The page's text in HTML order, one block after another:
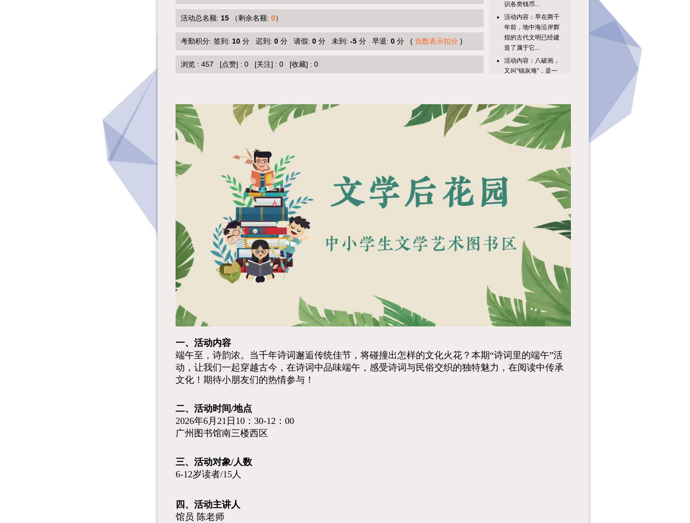
活动总名额: 15 （剩余名额: 0）
考勤积分: 签到: 10 分 迟到: 0 分 请假: 0 分 未到: -5 分 早退: 0 分 ( 负数表示扣分 )
浏览 : 457 [点赞] : 0 [关注] : 0 [收藏] : 0
活动内容：早在两千
年前，地中海沿岸辉
煌的古代文明已经建
造了属于它...
活动内容：八破画，
又叫“锦灰堆”，是一
种几近消失的中国传
动地点见圕识广：玩
转信息检索8月10日
（周一）...
【活动主题】书中
有“钱”坤：启蒙理财
课程内容：1.趣味科
普小课堂：了解立秋
的由来、物候特征、
课程内容：本次课堂
将带领小读者了解编
程中的造型切换、移
动控制、随...
课程内容：1.组织亲
子家庭和青少年过三
关：准备红色中国、
传统中国...
一、活动内容
端午至，诗韵浓。当千年诗词邂逅传统佳节，将碰撞出怎样的文化火花？本期“诗词里的端午”活
动，让我们一起穿越古今，在诗词中品味端午，感受诗词与民俗交织的独特魅力，在阅读中传承
文化！期待小朋友们的热情参与！
二、活动时间/地点
2026年6月21日10：30-12：00
广州图书馆南三楼西区
三、活动对象/人数
6-12岁读者/15人
四、活动主讲人
馆员 陈老师